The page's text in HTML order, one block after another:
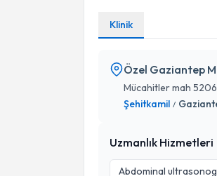
Klinik
Özel Gaziantep
Mücahitler mah
Şehitkamil /
Uzmanlık Hizmetleri
Abdominal